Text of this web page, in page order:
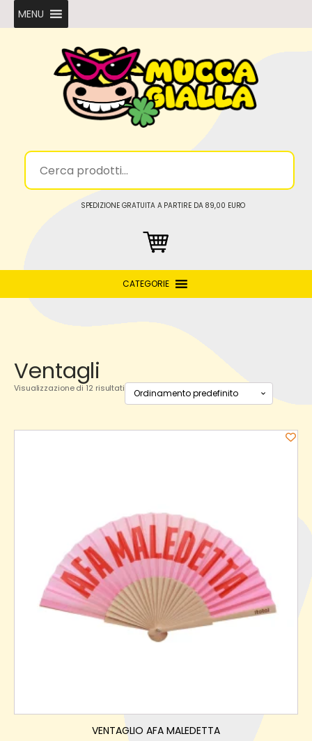
MENU
SPEDIZIONE GRATUITA A PARTIRE DA 89,00 EURO
CATEGORIE
Ventagli
Visualizzazione di 12 risultati
VENTAGLIO AFA MALEDETTA